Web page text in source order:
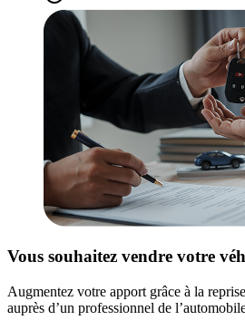
Vous souhaitez vendre votre
Augmentez votre apport grâce à la
auprès d’un professionnel de